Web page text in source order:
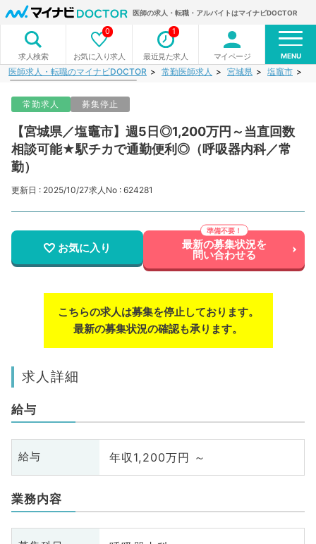
医師の求人・転職・アルバイトはマイナビDOCTOR
求人検索 お気に入り求人
0
最近見た求人
1
マイページ MENU
医師求人・転職のマイナビDOCTOR 常勤医師求人 宮城県 塩竈市
常勤求人 募集停止
【宮城県／塩竈市】週5日◎1,200万円～当直回数
相談可能★駅チカで通勤便利◎（呼吸器内科／常
勤）
更新日 : 2025/10/27求人No : 624281
お気に入り 最新の募集状況を
問い合わせる
こちらの求人は募集を停止しております。
最新の募集状況の確認も承ります。
求人詳細
給与
給与 年収1,200万円 ～
業務内容